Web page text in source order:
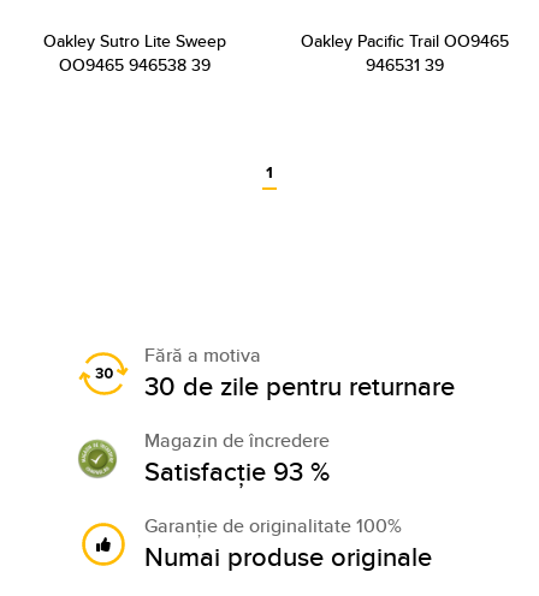
Oakley Sutro Lite Sweep
OO9465 946538 39
Oakley Pacific Trail OO9465
946531 39
1
Fără a motiva
30 de zile pentru returnare
Magazin de încredere
Satisfacție 93 %
Garanție de originalitate 100%
Numai produse originale